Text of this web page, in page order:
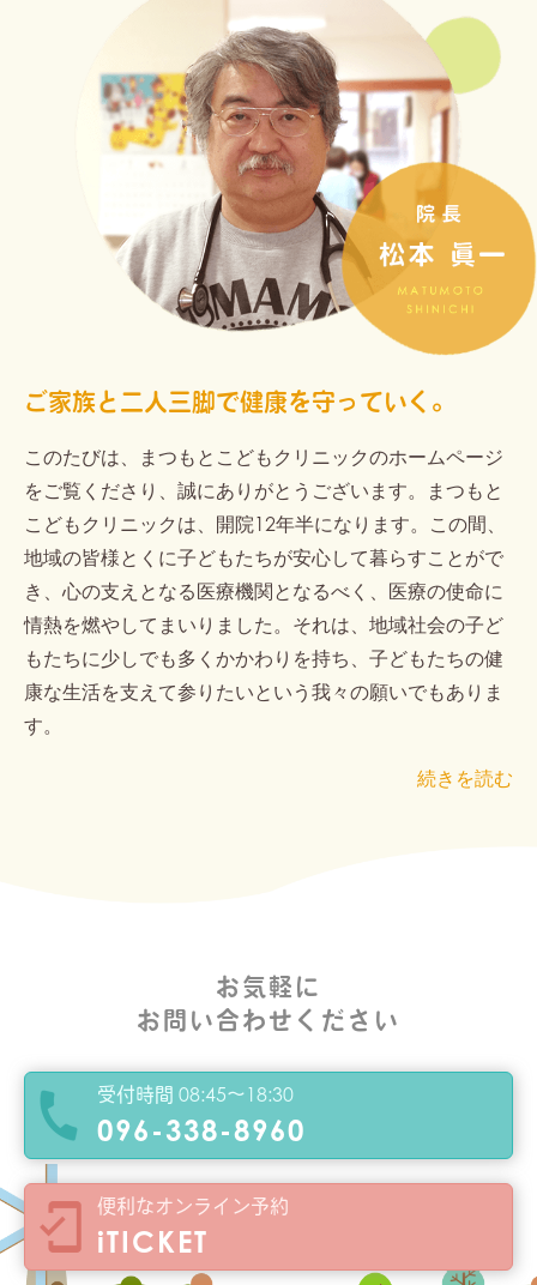
ご家族と二人三脚で健康を守っていく。
このたびは、まつもとこどもクリニックのホームページ
をご覧くださり、誠にありがとうございます。まつもと
こどもクリニックは、開院12年半になります。この間、
地域の皆様とくに子どもたちが安心して暮らすことがで
き、心の支えとなる医療機関となるべく、医療の使命に
情熱を燃やしてまいりました。それは、地域社会の子ど
もたちに少しでも多くかかわりを持ち、子どもたちの健
康な生活を支えて参りたいという我々の願いでもありま
す。
続きを読む
お気軽に
お問い合わせください
受付時間 08:45～18:30
096-338-8960
便利なオンライン予約
iTICKET